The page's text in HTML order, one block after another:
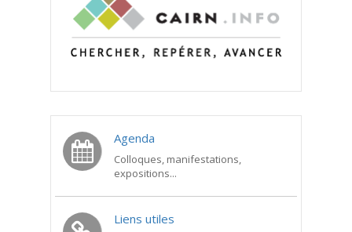
Agenda
Colloques, manifestations,
expositions...
Liens utiles